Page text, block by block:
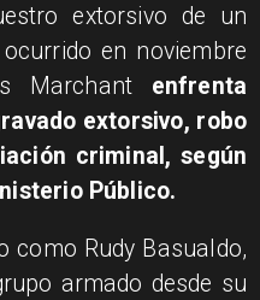
extorsivo de un
en noviembre
Marchant enfrenta
extorsivo, robo
criminal, según
Público.
como Rudy Basualdo,
armado desde su